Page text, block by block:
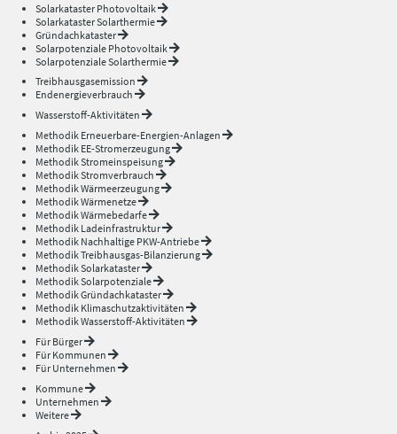
Solarkataster Photovoltaik
Solarkataster Solarthermie
Gründachkataster
Solarpotenziale Photovoltaik
Solarpotenziale Solarthermie
Treibhausgasemission
Endenergieverbrauch
Wasserstoff-Aktivitäten
Methodik Erneuerbare-Energien-Anlagen
Methodik EE-Stromerzeugung
Methodik Stromeinspeisung
Methodik Stromverbrauch
Methodik Wärmeerzeugung
Methodik Wärmenetze
Methodik Wärmebedarfe
Methodik Ladeinfrastruktur
Methodik Nachhaltige PKW-Antriebe
Methodik Treibhausgas-Bilanzierung
Methodik Solarkataster
Methodik Solarpotenziale
Methodik Gründachkataster
Methodik Klimaschutzaktivitäten
Methodik Wasserstoff-Aktivitäten
Für Bürger
Für Kommunen
Für Unternehmen
Kommune
Unternehmen
Weitere